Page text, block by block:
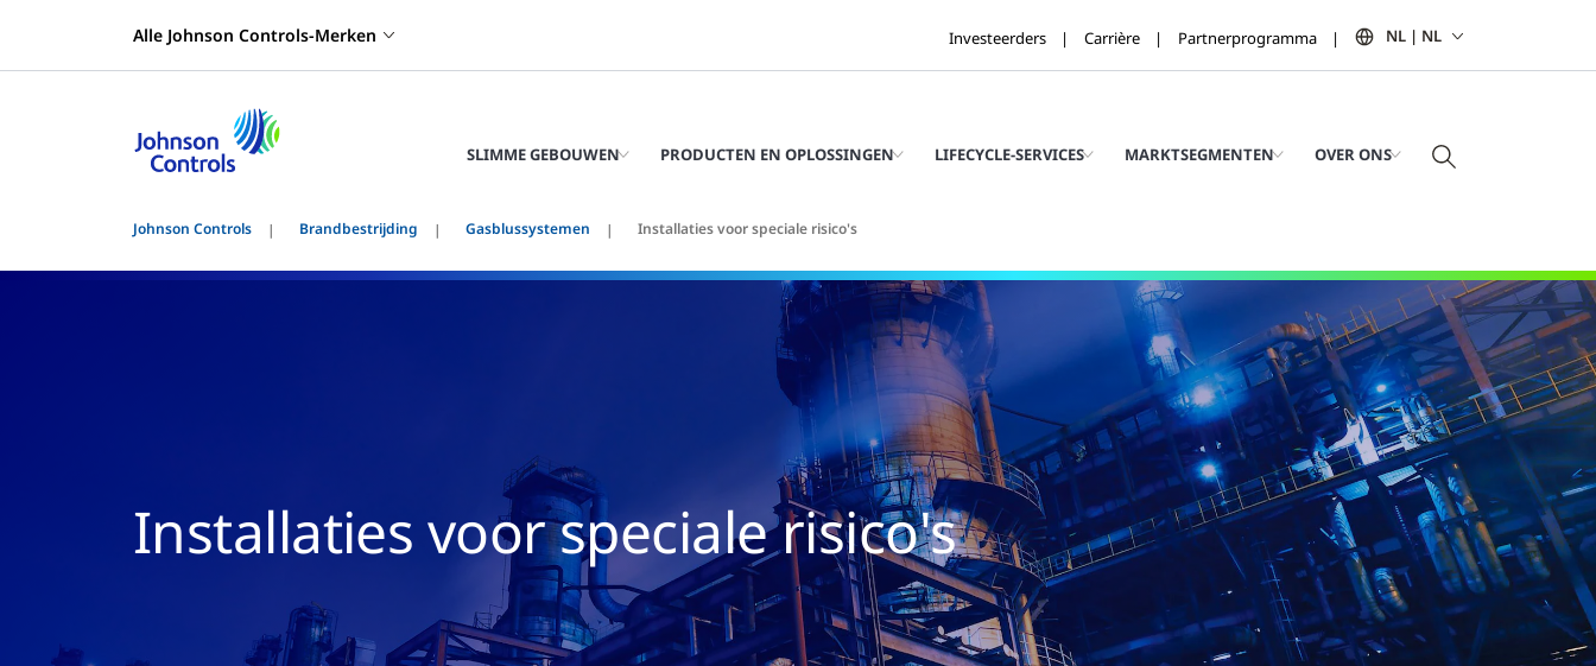
Alle Johnson Controls-Merken Investeerders Carrière Partnerprogramma NL | NL
SLIMME GEBOUWEN PRODUCTEN EN OPLOSSINGEN LIFECYCLE-SERVICES MARKTSEGMENTEN OVER ONS
Johnson Controls Brandbestrijding Gasblussystemen Installaties voor speciale risico's
Installaties voor speciale risico's